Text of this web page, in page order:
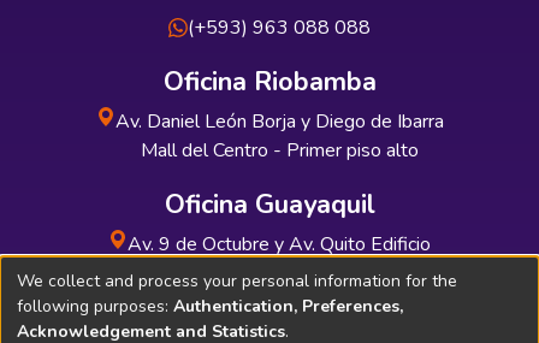
(+593) 963 088 088
Oficina Riobamba
Av. Daniel León Borja y Diego de Ibarra
Mall del Centro - Primer piso alto
Oficina Guayaquil
Av. 9 de Octubre y Av. Quito Edificio
INDUAUTO - Planta baja
We collect and process your personal information for the
following purposes: Authentication, Preferences,
Acknowledgement and Statistics.